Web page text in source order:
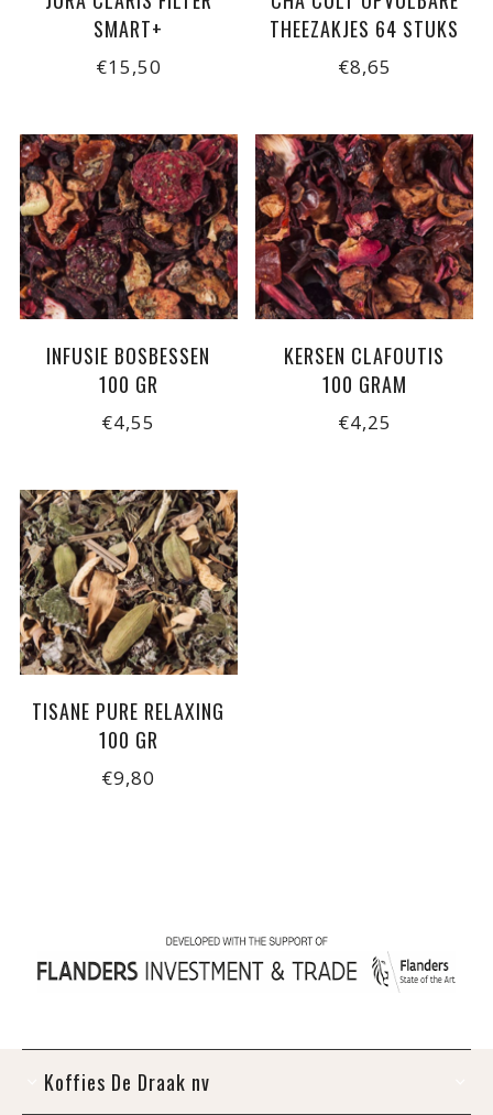
SMART+
€15,50
THEEZAKJES 64 STUKS
€8,65
INFUSIE BOSBESSEN
100 GR
€4,55
KERSEN CLAFOUTIS
100 GRAM
€4,25
TISANE PURE RELAXING
100 GR
€9,80
Koffies De Draak nv